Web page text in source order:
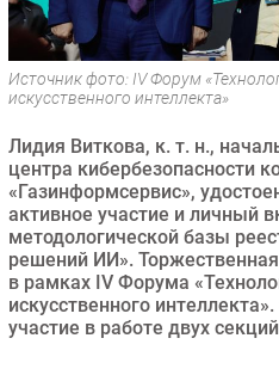
Безопасность
Инновации
CIO/Управление ИТ
Здоровье
РАЗДЕЛЫ
Новости
Аналитика
Источник фото: IV Форум
искусственного интеллекта»
Лидия Виткова, к. т. н.,
центра кибербезопасности
«Газинформсервис»,
активное участие и личный
методологической базы
решений ИИ».
в рамках IV Форума
искусственного
участие в работе двух